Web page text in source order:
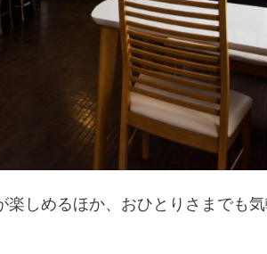
しめるほか、おひとりさまでも